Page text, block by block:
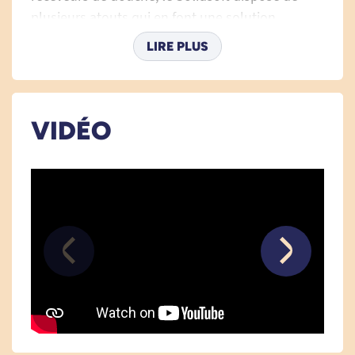
plusieurs atouts qui en font une solution
antidérapante Classe B, idéal en cas de
difficultés de motricité.
Protection en cas de chute
Anti-bactérien
: Le receveur dispose d'un
composant empêchant la prolifération de
bactéries et moisissures.
aux coups, aux rayures moyennes et à
l'abrasion.
Ecoulement de l'eau immédiat: Le
LIRE PLUS
VIDÉO